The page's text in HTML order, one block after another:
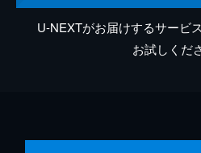
U-NEXTがお届けするサービ
お試しくだ